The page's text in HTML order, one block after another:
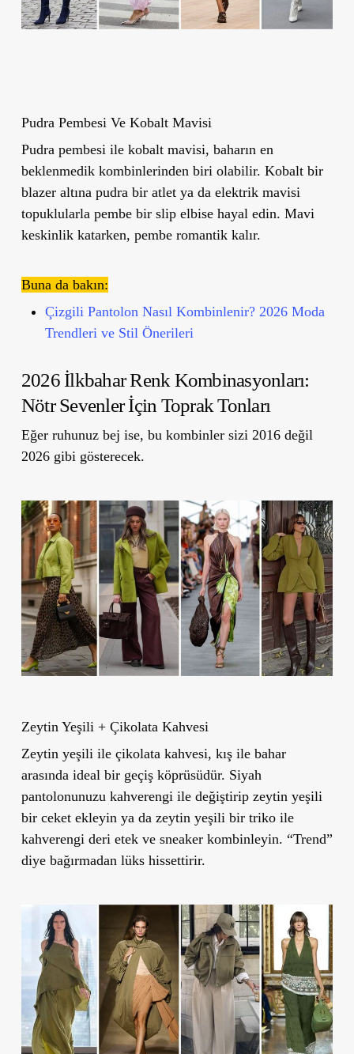
Pudra Pembesi Ve Kobalt Mavisi
Pudra pembesi ile kobalt mavisi, baharın en
beklenmedik kombinlerinden biri olabilir. Kobalt bir
blazer altına pudra bir atlet ya da elektrik mavisi
topuklularla pembe bir slip elbise hayal edin. Mavi
keskinlik katarken, pembe romantik kalır.
Buna da bakın:
Çizgili Pantolon Nasıl Kombinlenir? 2026 Moda
Trendleri ve Stil Önerileri
2026 İlkbahar Renk Kombinasyonları:
Nötr Sevenler İçin Toprak Tonları
Eğer ruhunuz bej ise, bu kombinler sizi 2016 değil
2026 gibi gösterecek.
Zeytin Yeşili + Çikolata Kahvesi
Zeytin yeşili ile çikolata kahvesi, kış ile bahar
arasında ideal bir geçiş köprüsüdür. Siyah
pantolonunuzu kahverengi ile değiştirip zeytin yeşili
bir ceket ekleyin ya da zeytin yeşili bir triko ile
kahverengi deri etek ve sneaker kombinleyin. “Trend”
diye bağırmadan lüks hissettirir.